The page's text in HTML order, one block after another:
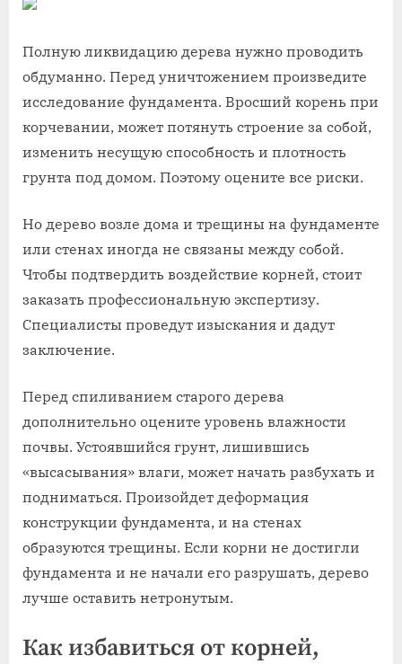
Полную ликвидацию дерева нужно проводить
обдуманно. Перед уничтожением произведите
исследование фундамента. Вросший корень при
корчевании, может потянуть строение за собой,
изменить несущую способность и плотность
грунта под домом. Поэтому оцените все риски.
Но дерево возле дома и трещины на фундаменте
или стенах иногда не связаны между собой.
Чтобы подтвердить воздействие корней, стоит
заказать профессиональную экспертизу.
Специалисты проведут изыскания и дадут
заключение.
Перед спиливанием старого дерева
дополнительно оцените уровень влажности
почвы. Устоявшийся грунт, лишившись
«высасывания» влаги, может начать разбухать и
подниматься. Произойдет деформация
конструкции фундамента, и на стенах
образуются трещины. Если корни не достигли
фундамента и не начали его разрушать, дерево
лучше оставить нетронутым.
Как избавиться от корней,